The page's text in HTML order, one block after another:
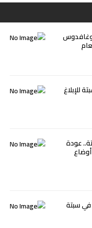
كريت وغافدوس
للإبلاغ
عودة
سبتة